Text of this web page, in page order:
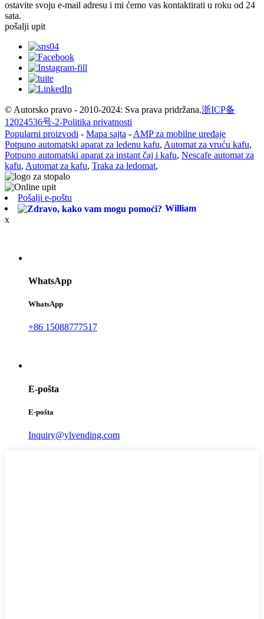
ostavite svoju e-mail adresu i mi ćemo vas kontaktirati u roku od 24
sata.
pošalji upit
© Autorsko pravo - 2010-2024: Sva prava pridržana.浙ICP备
12024536号-2-Politika privatnosti
Popularni proizvodi - Mapa sajta - AMP za mobilne uređaje
Potpuno automatski aparat za ledenu kafu, Automat za vruću kafu,
Potpuno automatski aparat za instant čaj i kafu, Nescafe automat za
kafu, Automat za kafu, Traka za ledomat,
Pošalji e-poštu
William
x
WhatsApp
WhatsApp
+86 15088777517
E-pošta
E-pošta
Inquiry@ylvending.com